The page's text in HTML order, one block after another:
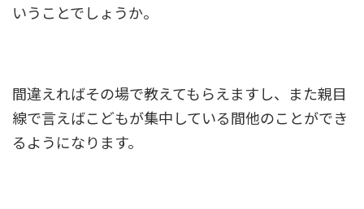
いうことでしょうか。
間違えればその場で教えてもらえますし、また親目
線で言えばこどもが集中している間他のことができ
るようになります。